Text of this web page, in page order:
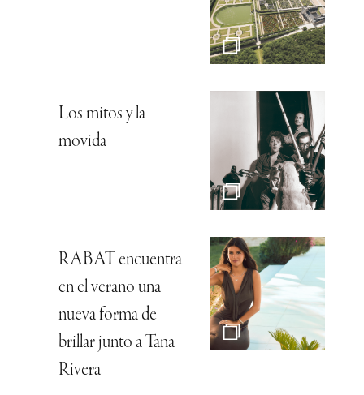
Los mitos y la
movida
RABAT encuentra
en el verano una
nueva forma de
brillar junto a Tana
Rivera